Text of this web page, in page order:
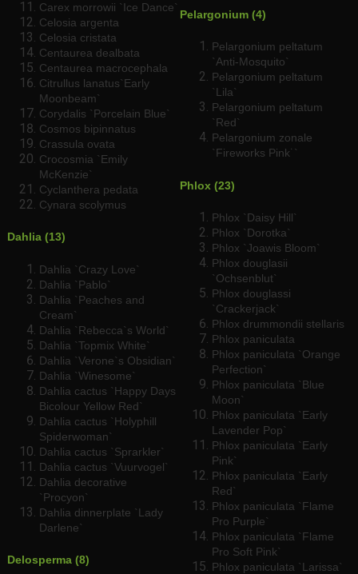
Carex morrowii `Ice Dance`
Celosia argenta
Celosia cristata
Centaurea dealbata
Centaurea macrocephala
Citrullus lanatus`Early
Moonbeam`
Corydalis `Porcelain Blue`
Cosmos bipinnatus
Crassula ovata
Crocosmia `Emily
McKenzie`
Cyclanthera pedata
Cynara scolymus
Dahlia (13)
Dahlia `Crazy Love`
Dahlia `Pablo`
Dahlia `Peaches and
Cream`
Dahlia `Rebecca`s World`
Dahlia `Topmix White`
Dahlia `Verone`s Obsidian`
Dahlia `Winesome`
Dahlia cactus `Happy Days
Bicolour Yellow Red`
Dahlia cactus `Holyphill
Spiderwoman`
Dahlia cactus `Sprarkler`
Dahlia cactus `Vuurvogel`
Dahlia decorative
`Procyon`
Dahlia dinnerplate `Lady
Darlene`
Delosperma (8)
Pelargonium (4)
Pelargonium peltatum
`Anti-Mosquito`
Pelargonium peltatum
`Lila`
Pelargonium peltatum
`Red`
Pelargonium zonale
`Fireworks Pink˙`
Phlox (23)
Phlox `Daisy Hill`
Phlox `Dorotka`
Phlox `Joawis Bloom`
Phlox douglasii
`Ochsenblut`
Phlox douglassi
`Crackerjack`
Phlox drummondii stellaris
Phlox paniculata
Phlox paniculata `Orange
Perfection`
Phlox paniculata `Blue
Moon`
Phlox paniculata `Early
Lavender Pop`
Phlox paniculata `Early
Pink`
Phlox paniculata `Early
Red`
Phlox paniculata `Flame
Pro Purple`
Phlox paniculata `Flame
Pro Soft Pink`
Phlox paniculata `Larissa`